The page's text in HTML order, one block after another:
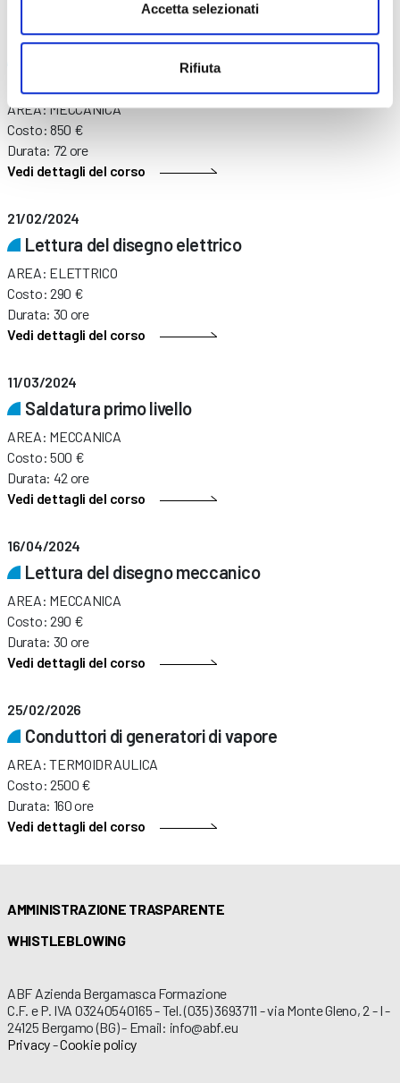
Accetta selezionati
Rifiuta
25/02/2026
Conduttori di generatori di vapore
AREA: TERMOIDRAULICA
Costo: 2500 €
Durata: 160 ore
Vedi dettagli del corso
16/04/2024
Lettura del disegno meccanico
AREA: MECCANICA
Costo: 290 €
Durata: 30 ore
Vedi dettagli del corso
11/03/2024
Saldatura primo livello
AREA: MECCANICA
Costo: 500 €
Durata: 42 ore
Vedi dettagli del corso
21/02/2024
Lettura del disegno elettrico
AREA: ELETTRICO
Costo: 290 €
Durata: 30 ore
Vedi dettagli del corso
07/05/2022
Preparazione al conseguimento del patentino di
manutentore ascensorista
AREA: MECCANICA
Costo: 850 €
Durata: 72 ore
Vedi dettagli del corso
AMMINISTRAZIONE TRASPARENTE
WHISTLEBLOWING
ABF Azienda Bergamasca Formazione
C.F. e P. IVA 03240540165 - Tel. (035) 3693711 - via Monte Gleno, 2 - I -
24125 Bergamo (BG) - Email: info@abf.eu
Privacy-Cookie policy